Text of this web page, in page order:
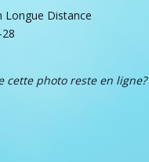
Longue Distance
cette photo reste en ligne?